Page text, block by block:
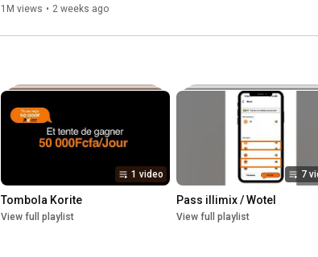
1M views • 2 weeks ago
1 video
Tombola Korite
View full playlist
7
Pass illimix / Wotel
View full playlist